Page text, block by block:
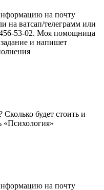
на почту
на ватсап/телеграмм или
53-02. Моя помощница
и напишет
будет стоить и
«Психология»
на почту